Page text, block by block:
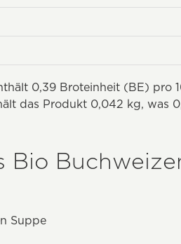
0,39 Broteinheit (BE) pro
das Produkt 0,042 kg, was
Bio
Suppe